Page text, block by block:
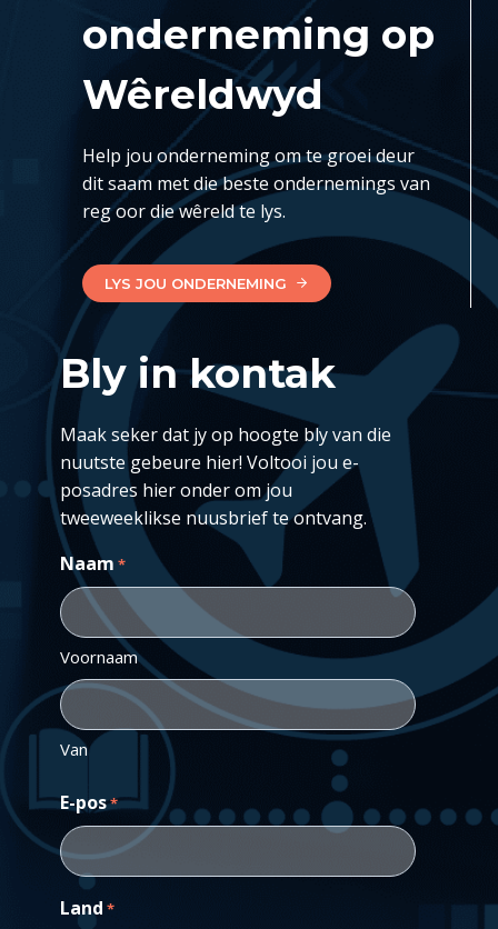
onderneming op
Wêreldwyd
Help jou onderneming om te groei deur
dit saam met die beste ondernemings van
reg oor die wêreld te lys.
LYS JOU ONDERNEMING
Bly in kontak
Maak seker dat jy op hoogte bly van die
nuutste gebeure hier! Voltooi jou e-
posadres hier onder om jou
tweeweeklikse nuusbrief te ontvang.
Naam *
Voornaam
Van
E-pos*
Land *